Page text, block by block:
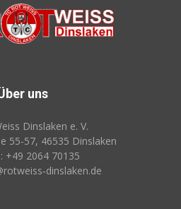
uns
Dinslaken e. V.
55-57, 46535 Dinslaken
+49 2064 70135